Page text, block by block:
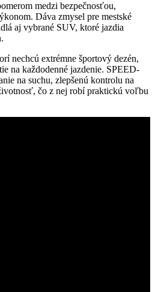
medzi bezpečnosťou,
Dáva zmysel pre mestské
aj vybrané SUV, ktoré jazdia
nechcú extrémne športový dezén,
na každodenné jazdenie. SPEED-
na suchu, zlepšenú kontrolu na
čo z nej robí praktickú voľbu